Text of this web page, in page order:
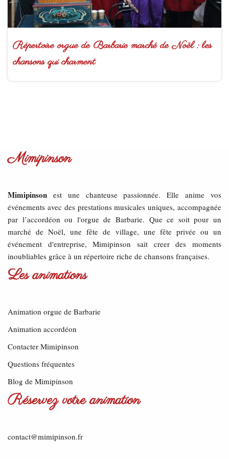
Répertoire orgue de Barbarie marché de Noël : les
chansons qui charment
Mimipinson
Mimipinson est une chanteuse passionnée. Elle anime vos
événements avec des prestations musicales uniques, accompagnée
par l’accordéon ou l'orgue de Barbarie. Que ce soit pour un
marché de Noël, une fête de village, une fête privée ou un
événement d'entreprise, Mimipinson sait creer des moments
inoubliables grâce à un répertoire riche de chansons françaises.
Les animations
Animation orgue de Barbarie
Animation accordéon
Contacter Mimipinson
Questions fréquentes
Blog de Mimipinson
Réservez votre animation
contact@mimipinson.fr